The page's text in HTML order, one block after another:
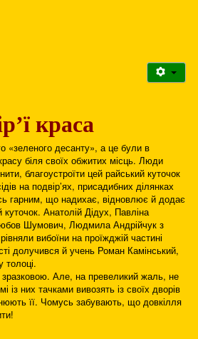
краса
«зеленого десанту», а це були в
біля своїх обжитих місць. Люди
благоустроїти цей райський куточок
на подвір’ях, присадибних ділянках
гарним, що надихає, відновлює й додає
Анатолій Дідух, Павліна
Шумович, Людмила Андрійчук з
вибоїни на проїжджій частині
долучився й учень Роман Камінський,
толоці.
Але, на превеликий жаль, не
них тачками вивозять із своїх дворів
її. Чомусь забувають, що довкілля